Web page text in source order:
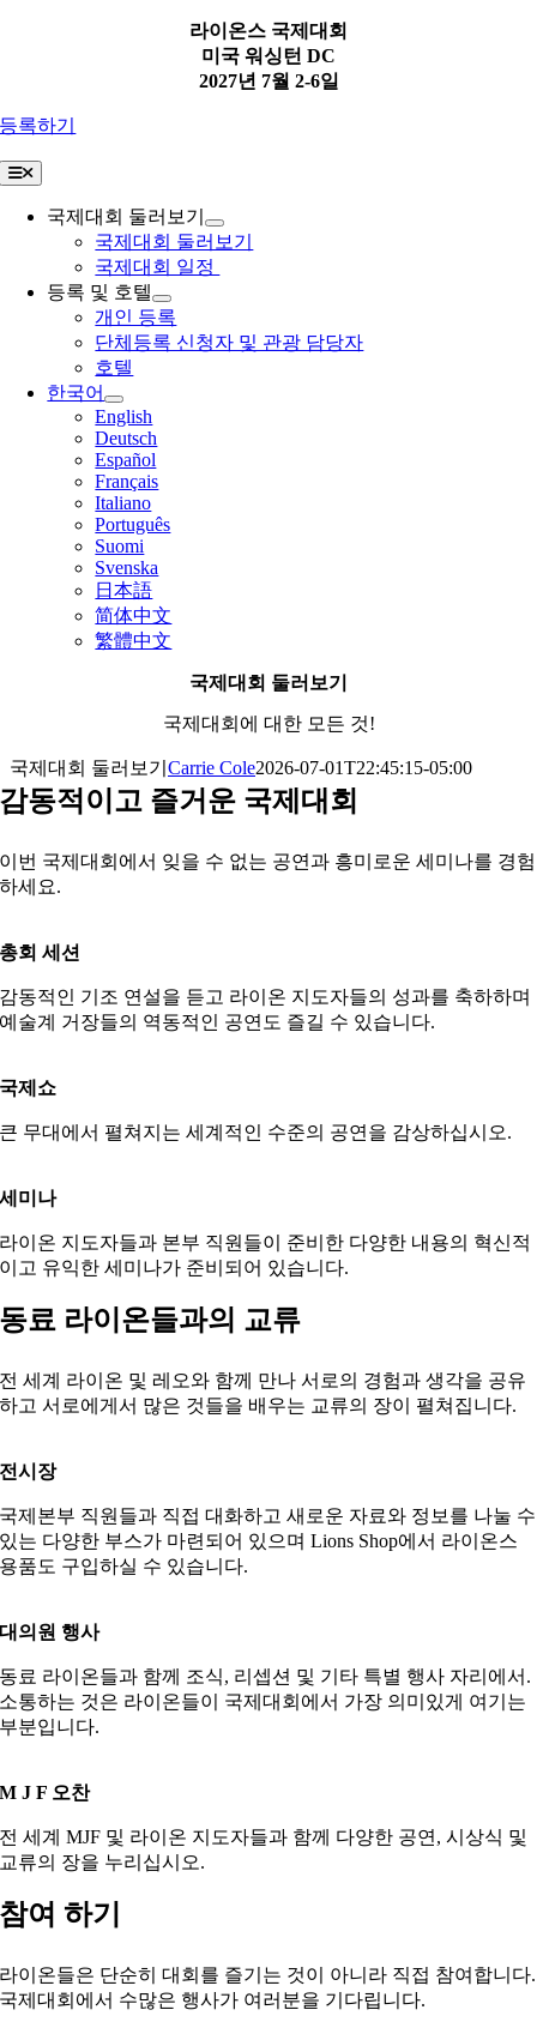
라이온스 국제대회
미국 워싱턴 DC
2027년 7월 2-6일
등록하기
Toggle
Navigation
국제대회 둘러보기
국제대회 둘러보기
국제대회 일정
등록 및 호텔
개인 등록
단체등록 신청자 및 관광 담당자
호텔
한국어
English
Deutsch
Español
Français
Italiano
Português
Suomi
Svenska
日本語
简体中文
繁體中文
국제대회 둘러보기
국제대회에 대한 모든 것!
국제대회 둘러보기 Carrie Cole2026-07-01T22:45:15-05:00
감동적이고 즐거운 국제대회
이번 국제대회에서 잊을 수 없는 공연과 흥미로운 세미나를 경험
하세요.
총회 세션
감동적인 기조 연설을 듣고 라이온 지도자들의 성과를 축하하며
예술계 거장들의 역동적인 공연도 즐길 수 있습니다.
국제쇼
큰 무대에서 펼쳐지는 세계적인 수준의 공연을 감상하십시오.
세미나
라이온 지도자들과 본부 직원들이 준비한 다양한 내용의 혁신적
이고 유익한 세미나가 준비되어 있습니다.
동료 라이온들과의 교류
전 세계 라이온 및 레오와 함께 만나 서로의 경험과 생각을 공유
하고 서로에게서 많은 것들을 배우는 교류의 장이 펼쳐집니다.
전시 장
국제본부 직원들과 직접 대화하고 새로운 자료와 정보를 나눌 수
있는 다양한 부스가 마련되어 있으며 Lions Shop에서 라이온스
용품도 구입하실 수 있습니다.
대의원 행사
동료 라이온들과 함께 조식, 리셉션 및 기타 특별 행사 자리에서 .
소통하는 것은 라이온들이 국제대회에서 가장 의미있게 여기는
부분입니다.
M J F 오찬
전 세계 MJF 및 라이온 지도자들과 함께 다양한 공연, 시상식 및
교류의 장을 누리십시오.
참여 하기
라이온들은 단순히 대회를 즐기는 것이 아니라 직접 참여합니다.
국제대회에서 수많은 행사가 여러분을 기다립니다.